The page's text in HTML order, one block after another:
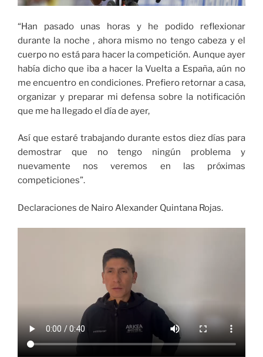
“Han pasado unas horas y he podido reflexionar
durante la noche , ahora mismo no tengo cabeza y el
cuerpo no está para hacer la competición. Aunque ayer
había dicho que iba a hacer la Vuelta a España, aún no
me encuentro en condiciones. Prefiero retornar a casa,
organizar y preparar mi defensa sobre la notificación
que me ha llegado el día de ayer,
Así que estaré trabajando durante estos diez días para
demostrar que no tengo ningún problema y
nuevamente nos veremos en las próximas
competiciones”.
Declaraciones de Nairo Alexander Quintana Rojas.